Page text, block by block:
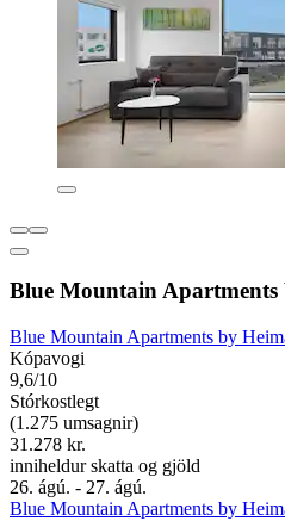
Blue Mountain Apartments
Blue Mountain Apartments by
Kópavogi
9,6/10
Stórkostlegt
(1.275 umsagnir)
31.278 kr.
inniheldur skatta og gjöld
26. ágú. - 27. ágú.
Blue Mountain Apartments by